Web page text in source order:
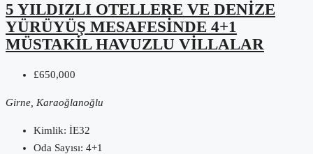
5 YILDIZLI OTELLERE VE DENIZE
YÜRÜYÜŞ MESAFESINDE 4+1
MÜSTAKIL HAVUZLU VILLALAR
£650,000
Girne, Karaoğlanoğlu
Kimlik: İE32
Oda Sayısı: 4+1